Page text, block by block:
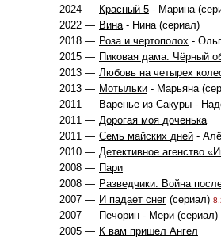
2024 — Красный 5 - Марина
2022 — Вина- Нина (сериал)
2018 — Роза и чертополох -
2015 — Пиковая дама. Чёрный
2013 — Любовь на четырех
2013 — Мотыльки - Марьяна
2011 — Варенье из Сакуры -
2011 — Дорогая моя доченька
2011 — Семь майских дней -
2010 — Детективное агенство
2008 — Пари
2008 — Разведчики: Война
2007 — И падает снег (сериал)
2007 — Печорин - Мери (сериал)
2005 — К вам пришел Ангел